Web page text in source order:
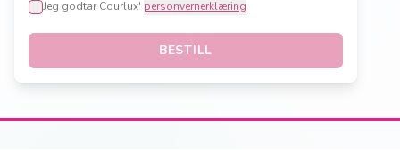
Jeg godtar Courlux' personvernerklæring
BESTILL